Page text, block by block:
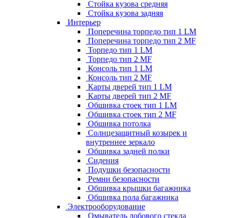
Стойка кузова средняя
Стойка кузова задняя
Интерьер
Поперечина торпедо тип 1 LM
Поперечина торпедо тип 2 MF
Торпедо тип 1 LM
Торпедо тип 2 MF
Консоль тип 1 LM
Консоль тип 2 MF
Карты дверей тип 1 LM
Карты дверей тип 2 MF
Обшивка стоек тип 1 LM
Обшивка стоек тип 2 MF
Обшивка потолка
Солнцезащитный козырек и
внутреннее зеркало
Обшивка задней полки
Сидения
Подушки безопасности
Ремни безопасности
Обшивка крышки багажника
Обшивка пола багажника
Электрооборудование
Омыватель лобового стекла